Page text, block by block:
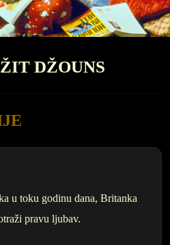
DŽOUNS
u toku godinu dana, Britanka
pravu ljubav.